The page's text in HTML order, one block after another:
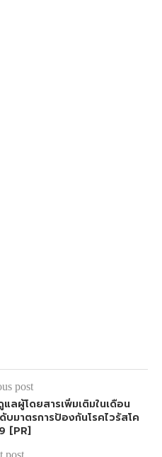
post
ลผู้โดยสารเพิ่มเติมในเดือน
มาตรการป้องกันโรคไวรัสโค
[PR]
post